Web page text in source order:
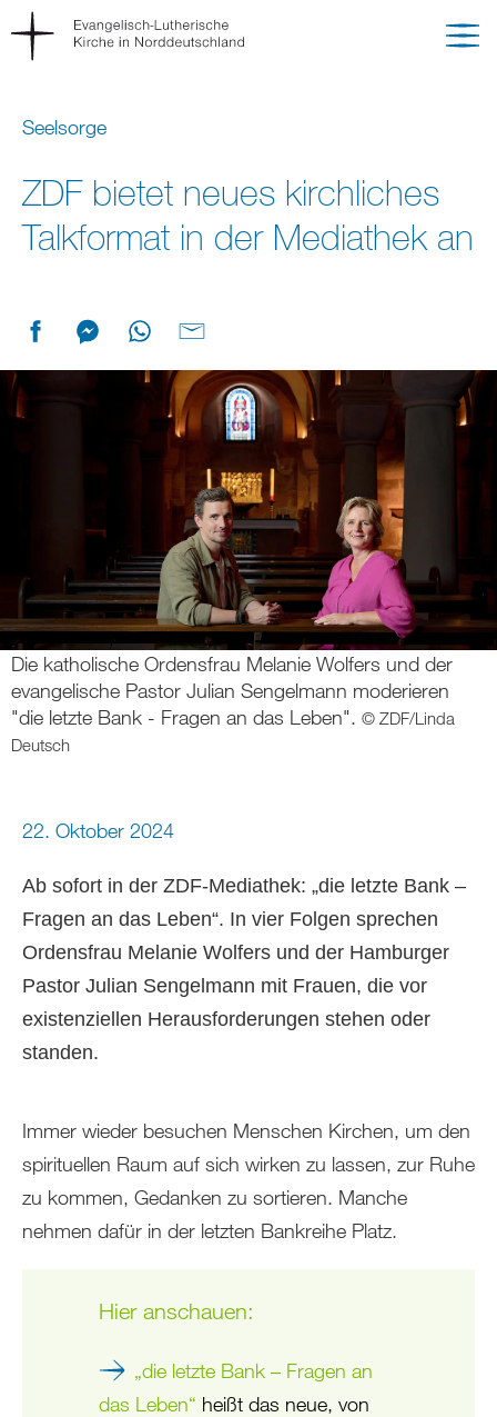
Seelsorge
ZDF bietet neues kirchliches
Talkformat in der Mediathek an
Die katholische Ordensfrau Melanie Wolfers und der
evangelische Pastor Julian Sengelmann moderieren
"die letzte Bank - Fragen an das Leben". © ZDF/Linda
Deutsch
22. Oktober 2024
Ab sofort in der ZDF-Mediathek: „die letzte Bank –
Fragen an das Leben“. In vier Folgen sprechen
Ordensfrau Melanie Wolfers und der Hamburger
Pastor Julian Sengelmann mit Frauen, die vor
existenziellen Herausforderungen stehen oder
standen.
Immer wieder besuchen Menschen Kirchen, um den
spirituellen Raum auf sich wirken zu lassen, zur Ruhe
zu kommen, Gedanken zu sortieren. Manche
nehmen dafür in der letzten Bankreihe Platz.
Hier anschauen:
„die letzte Bank – Fragen an
das Leben“ heißt das neue, von